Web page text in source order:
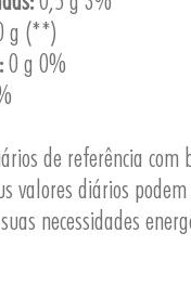
g (**)
0 g 0%
de referência
valores diários
necessidades